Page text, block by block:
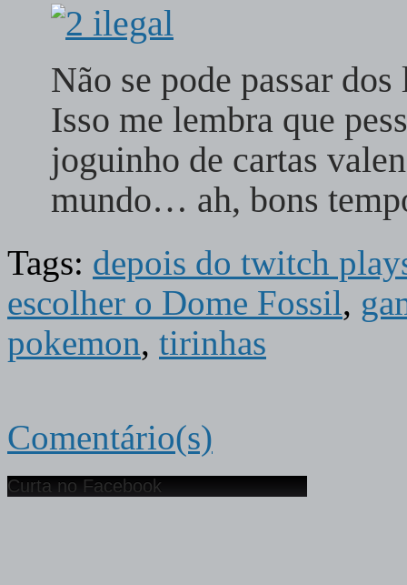
Não se pode passar
Isso me lembra que
joguinho de cartas
mundo… ah, bons
Tags: depois do twitch
escolher o Dome Fossil,
pokemon, tirinhas
Comentário(s)
Curta no Facebook